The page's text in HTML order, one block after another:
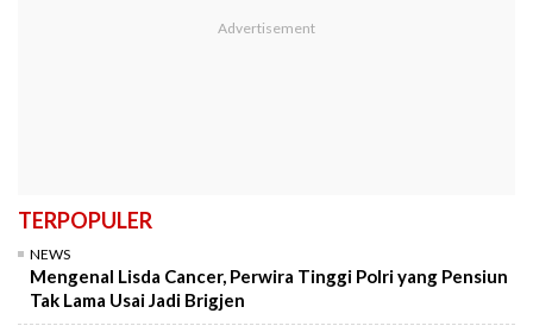
TERPOPULER
NEWS
Mengenal Lisda Cancer, Perwira Tinggi Polri yang Pensiun
Tak Lama Usai Jadi Brigjen